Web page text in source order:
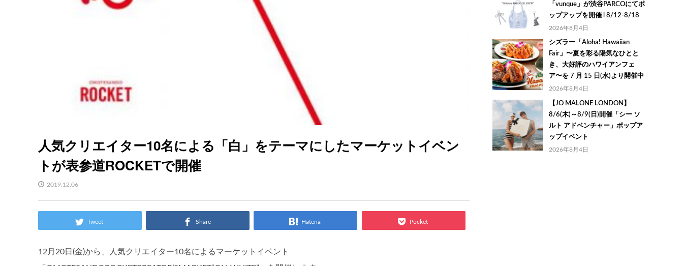
人気クリエイター10名による「白」をテーマにしたマーケットイベン
トが表参道ROCKETで開催
2019.12.06
Tweet Share Hatena Pocket
12月20日(金)から、人気クリエイター10名によるマーケットイベント
「vunque」が渋谷PARCOにてポ
ップアップを開催 l 8/12-8/18
2026年8月4日
シズラー「Aloha! Hawaiian
Fair」〜夏を彩る陽気なひとと
き、大好評のハワイアンフェ
ア〜を 7 月 15 日(水)より開催中
2026年8月4日
【JO MALONE LONDON】
8/6(木)～8/9(日)開催「シー ソ
ルト アドベンチャー」ポップア
ップイベント
2026年8月4日